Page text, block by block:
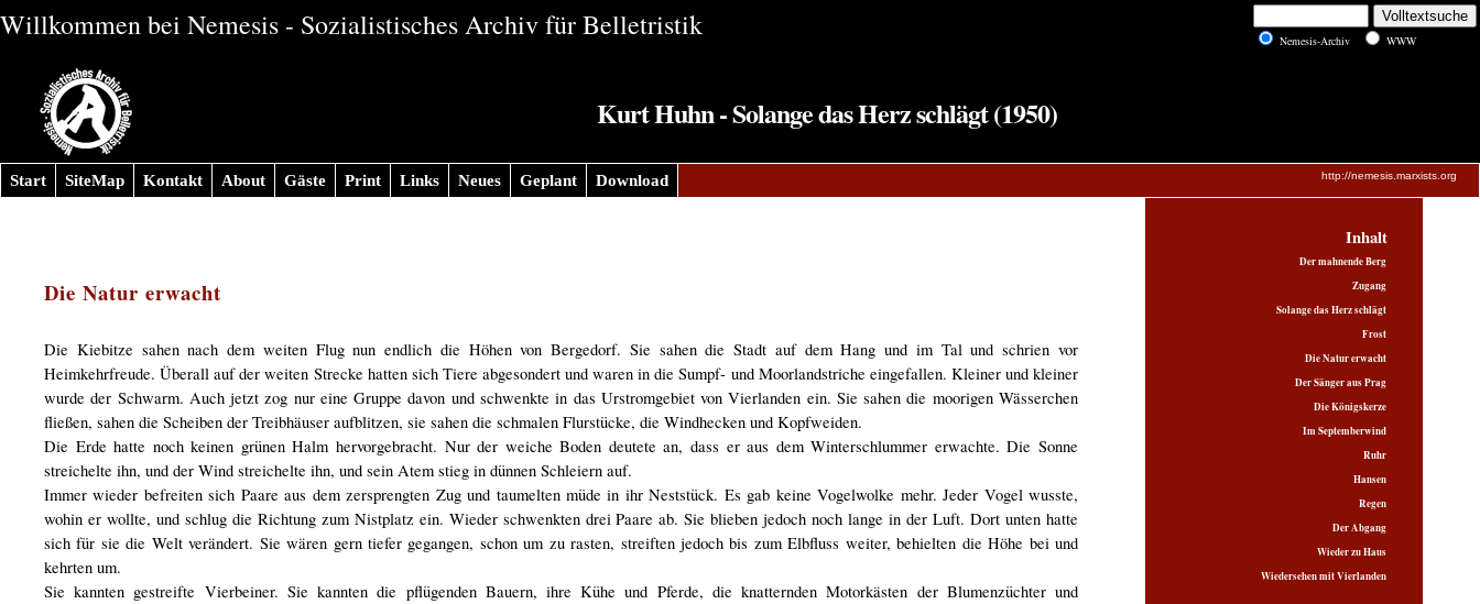
Nemesis-Archiv WWW
Willkommen bei Nemesis - Sozialistisches Archiv für Belletristik
Kurt Huhn - Solange das Herz schlägt (1950)
Start SiteMap Kontakt About Gäste Print Links Neues Geplant Download http://nemesis.marxists.org
Die Natur erwacht
Die Kiebitze sahen nach dem weiten Flug nun endlich die Höhen von Bergedorf. Sie sahen die Stadt auf dem Hang und im Tal und schrien vor
Heimkehrfreude. Überall auf der weiten Strecke hatten sich Tiere abgesondert und waren in die Sumpf- und Moorlandstriche eingefallen. Kleiner und kleiner
wurde der Schwarm. Auch jetzt zog nur eine Gruppe davon und schwenkte in das Urstromgebiet von Vierlanden ein. Sie sahen die moorigen Wässerchen
fließen, sahen die Scheiben der Treibhäuser aufblitzen, sie sahen die schmalen Flurstücke, die Windhecken und Kopfweiden.
Die Erde hatte noch keinen grünen Halm hervorgebracht. Nur der weiche Boden deutete an, dass er aus dem Winterschlummer erwachte. Die Sonne
streichelte ihn, und der Wind streichelte ihn, und sein Atem stieg in dünnen Schleiern auf.
Immer wieder befreiten sich Paare aus dem zersprengten Zug und taumelten müde in ihr Neststück. Es gab keine Vogelwolke mehr. Jeder Vogel wusste,
wohin er wollte, und schlug die Richtung zum Nistplatz ein. Wieder schwenkten drei Paare ab. Sie blieben jedoch noch lange in der Luft. Dort unten hatte
sich für sie die Welt verändert. Sie wären gern tiefer gegangen, schon um zu rasten, streiften jedoch bis zum Elbfluss weiter, behielten die Höhe bei und
kehrten um.
Sie kannten gestreifte Vierbeiner. Sie kannten die pflügenden Bauern, ihre Kühe und Pferde, die knatternden Motorkästen der Blumenzüchter und
Inhalt
Der mahnende Berg
Zugang
Solange das Herz schlägt
Frost
Die Natur erwacht
Der Sänger aus Prag
Die Königskerze
Im Septemberwind
Ruhr
Hansen
Regen
Der Abgang
Wieder zu Haus
Wiedersehen mit Vierlanden